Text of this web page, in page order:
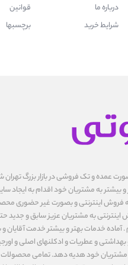
درباره ما
شرایط خرید
قوانین
برچسبها
ما از سال ۱۳۹۴ بصورت عمده و تک فروشی در بازار
بیشتر به مشتریان خود اقدام به ایجاد
فروش اینترنتی و بصورت غیر حضوری
به مشتریان عزیز سابق و جدید
خدمات بهتر و بیشتر خدمت آقایان و
و عطریات و ادکلنهای اصلی و
مشتریان خود هدیه دهد. تمامی